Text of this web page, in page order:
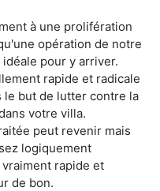
à une prolifération
opération de notre
pour y arriver.
rapide et radicale
le but de lutter contre la
votre villa.
peut revenir mais
logiquement
rapide et
de bon.